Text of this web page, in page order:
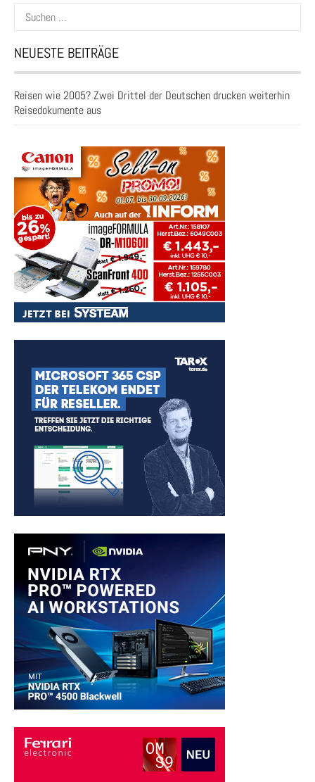
Suchen
nach:
NEUESTE BEITRÄGE
Reisen wie 2005? Zwei Drittel der Deutschen drucken weiterhin
Reisedokumente aus